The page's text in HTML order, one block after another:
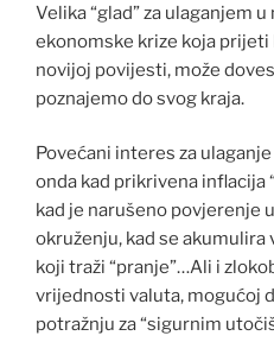
Velika “glad” za ulaganjem
ekonomske krize koja
novijoj povijesti, može
poznajemo do svog kraja.
Povećani interes za
onda kad prikrivena inflacija
kad je narušeno povjerenje
okruženju, kad se akumulira
koji traži “pranje”…Ali i
vrijednosti valuta, mogućoj
potražnju za “sigurnim